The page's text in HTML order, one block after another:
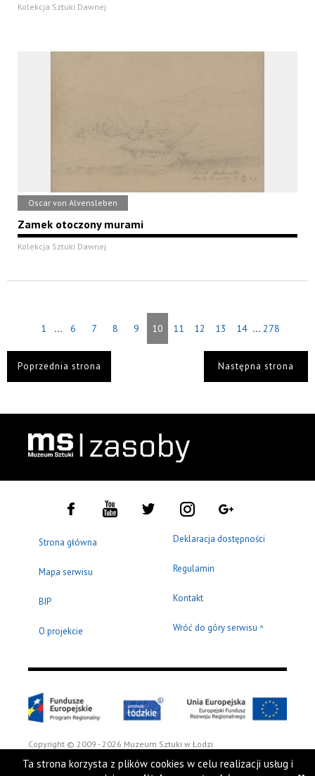
Kolekcja Sztuki Dawnej
Oscar von Alvensleben
Zamek otoczony murami
Kolekcja Sztuki Dawnej
1 ... 6 7 8 9 10 11 12 13 14 ... 278
Poprzednia strona Następna strona
Strona główna
Mapa serwisu
BIP
O projekcie
Deklaracja dostępności
Regulamin
Kontakt
Wróć do góry serwisu ^
Copyright © 2009 - 2026 Muzeum Sztuki w Łodzi
Ta strona korzysta z plików cookies w celu realizacji usług i